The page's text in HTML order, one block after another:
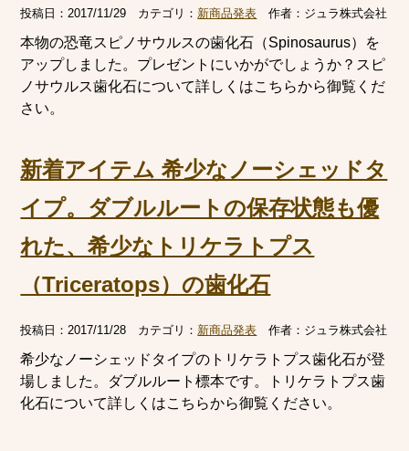
投稿日：2017/11/29 カテゴリ： 新商品発表 作者： ジュラ株式会社
本物の恐竜スピノサウルスの歯化石（Spinosaurus）を
アップしました。プレゼントにいかがでしょうか？スピ
ノサウルス歯化石について詳しくはこちらから御覧くだ
さい。
新着アイテム 希少なノーシェッドタ
イプ。ダブルルートの保存状態も優
れた、希少なトリケラトプス
（Triceratops）の歯化石
投稿日：2017/11/28 カテゴリ： 新商品発表 作者： ジュラ株式会社
希少なノーシェッドタイプのトリケラトプス歯化石が登
場しました。ダブルルート標本です。トリケラトプス歯
化石について詳しくはこちらから御覧ください。